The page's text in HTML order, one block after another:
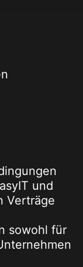
und
Verträge
sowohl für